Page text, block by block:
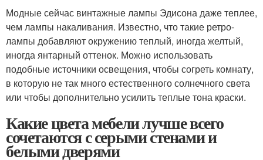
Модные сейчас винтажные лампы Эдисона даже теплее,
чем лампы накаливания. Известно, что такие ретро-
лампы добавляют окружению теплый, иногда желтый,
иногда янтарный оттенок. Можно использовать
подобные источники освещения, чтобы согреть комнату,
в которую не так много естественного солнечного света
или чтобы дополнительно усилить теплые тона краски.
Какие цвета мебели лучше всего
сочетаются с серыми стенами и
белыми дверями